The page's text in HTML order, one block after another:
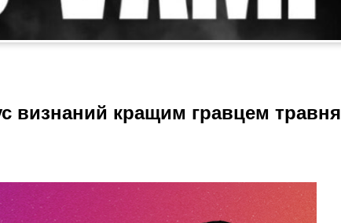
визнаний кращим гравцем травня